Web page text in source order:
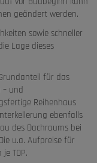
geändert werden.
sowie schneller
Lage dieses
für das
– und
Reihenhaus
ebenfalls
des Dachraums bei
u.a. Aufpreise für
TOP.